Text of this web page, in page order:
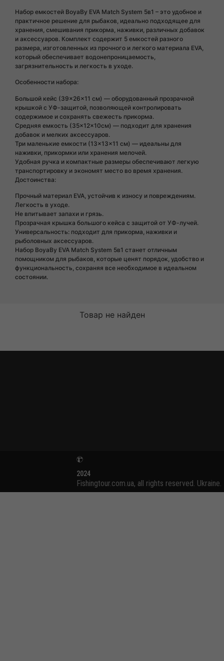
Набор емкостей BoyaBy EVA Match System 5в1 – это удобное и
практичное решение для рыбаков, идеально подходящее для
хранения, смешивания прикорма, наживки, различных добавок
и аксессуаров. Комплект содержит 5 емкостей разного
размера, изготовленных из прочного и легкого материала EVA,
который обеспечивает водонепроницаемость,
загрязнительность и легкость в уходе.
Особенности набора:
Большой кейс (39×26×11 см) — оборудованный прозрачной
крышкой с УФ-защитой, позволяющей контролировать
содержимое и сохранять свежесть прикорма.
Средняя емкость (35×12×10см) — подходит для хранения
добавок и мелких аксессуаров.
Три маленькие емкости (13×13×11 см) — идеальны для
наживки, прикормки или хранения мелочей.
Удобная ручка и компактные размеры обеспечивают легкую
транспортировку и экономят место во время хранения.
Достоинства:
Прочный материал EVA, устойчив к износу и повреждениям.
Легкость в уходе.
Не впитывает запахи и грязь.
Прозрачная крышка большого кейса с защитой от УФ-лучей.
Универсальность: подходит для прикорма, наживки и
рыболовных аксессуаров.
Набор BoyaBy EVA Match System 5в1 станет отличным
помощником для рыбаков, которые ценят порядок, удобство и
функциональность, сохраняя все необходимое в идеальном
состоянии.
Товар не найден
2024
Fishingtour.com.ua, all rights reserved. Ukraine.